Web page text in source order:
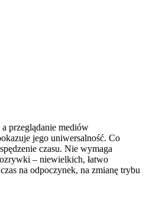
przeglądanie mediów
jego uniwersalność. Co
czasu. Nie wymaga
– niewielkich, łatwo
na odpoczynek, na zmianę trybu